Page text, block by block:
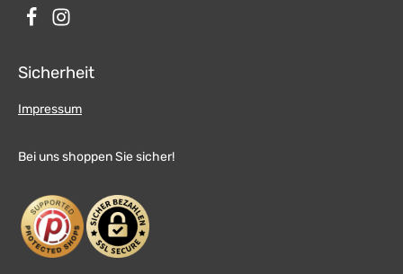
Sicherheit
Impressum
Bei uns shoppen Sie sicher!